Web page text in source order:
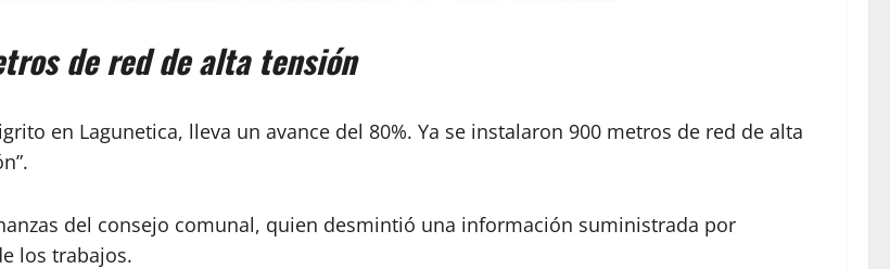
de red de alta tensión
en Lagunetica, lleva un avance del 80%. Ya se instalaron 900 metros de red de alta
del consejo comunal, quien desmintió una información suministrada por
los trabajos.